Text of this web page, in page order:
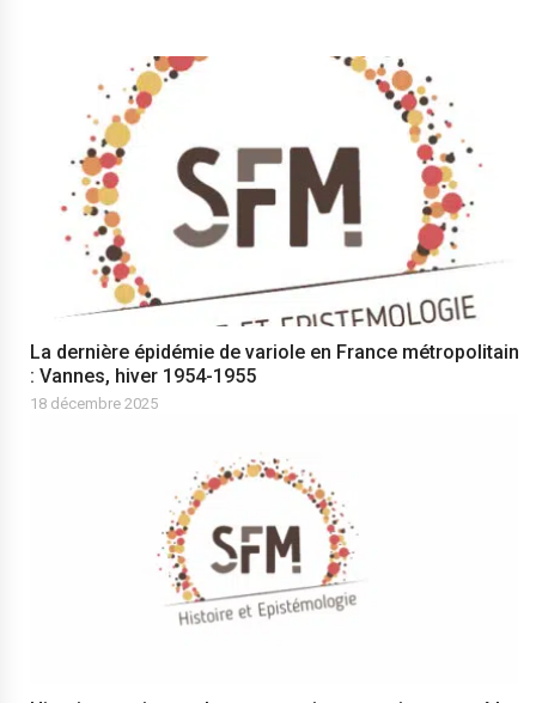
La dernière épidémie de variole en France métropolitaine
: Vannes, hiver 1954-1955
18 décembre 2025